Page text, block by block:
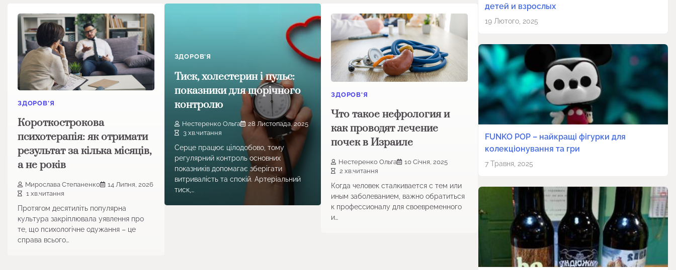
ЗДОРОВ'Я
Короткострокова
психотерапія: як отримати
результат за кілька місяців,
а не років
Мирослава Степаненко
14 Липня, 2026
1 хв.читання
Протягом десятиліть популярна
культура закріплювала уявлення про
те, що психологічне одужання – це
справа всього…
ЗДОРОВ'Я
Тиск, холестерин і пульс:
показники для щорічного
контролю
Нестеренко Ольга
28 Листопада, 2025
3 хв.читання
Серце працює цілодобово, тому
регулярний контроль основних
показників допомагає зберігати
витривалість та спокій. Артеріальний
тиск,…
ЗДОРОВ'Я
Что такое нефрология и
как проводят лечение
почек в Израиле
Нестеренко Ольга
10 Січня, 2025
2 хв.читання
Когда человек сталкивается с тем или
иным заболеванием, важно обратиться
к профессионалу для своевременного
и…
детей и взрослых
19 Лютого, 2025
FUNKO POP – найкращі фігурки для
колекціонування та гри
7 Травня, 2025